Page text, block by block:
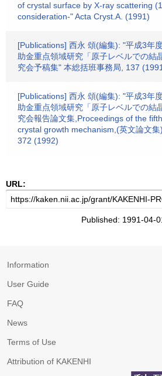
of crystal surface by X-ray scattering
consideration-" Acta Cryst.A. (1991)
[Publications] 西永 頌(編集): "平成3年
助金重点領域研究「原子レベルでの結
究会予稿集" 本総括班事務局, 137
[Publications] 西永 頌(編集): "平成3年
助金重点領域研究「原子レベルでの結
究会報告論文集,Proceedings of the
crystal growth mechanism,(英文論文集
372 (1992)
URL:
Published: 1991-04-
Information
User Guide
FAQ
News
Terms of Use
Attribution of KAKENHI